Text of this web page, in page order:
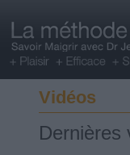
Vidéos
Dernières